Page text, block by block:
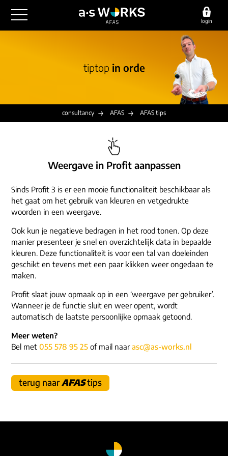
login
financiële administratie
juridische zaken
detachering
implementatie
overige diensten
vacatures
outsourcing
detachering
consultancy
werken bij
onze experts
ons dna
contact
e-mail/telefoon
social media
tiptop in orde
consultancy AFAS AFAS tips
Weergave in Profit aanpassen
Sinds Profit 3 is er een mooie functionaliteit beschikbaar als
het gaat om het gebruik van kleuren en vetgedrukte
woorden in een weergave.
Ook kun je negatieve bedragen in het rood tonen. Op deze
manier presenteer je snel en overzichtelijk data in bepaalde
kleuren. Deze functionaliteit is voor een tal van doeleinden
geschikt en tevens met een paar klikken weer ongedaan te
maken.
Profit slaat jouw opmaak op in een ‘weergave per gebruiker’.
Wanneer je de functie sluit en weer opent, wordt
automatisch de laatste persoonlijke opmaak getoond.
Meer weten?
Bel met 055 578 95 25 of mail naarasc@as-works.nl
terug naarAFAStips